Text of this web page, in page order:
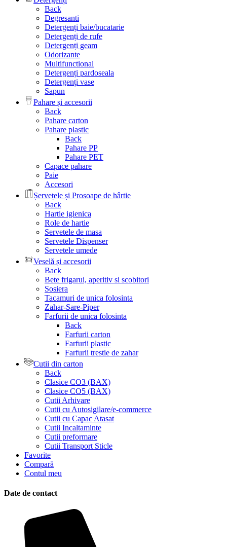
Back
Degresanti
Detergenți baie/bucatarie
Detergenți de rufe
Detergenți geam
Odorizante
Multifunctional
Detergenți pardoseala
Detergenți vase
Sapun
Pahare și accesorii
Back
Pahare carton
Pahare plastic
Back
Pahare PP
Pahare PET
Capace pahare
Paie
Accesori
Șervețele și Prosoape de hârtie
Back
Hartie igienica
Role de hartie
Servetele de masa
Servetele Dispenser
Servetele umede
Veselă și accesorii
Back
Bete frigarui, aperitiv si scobitori
Sosiera
Tacamuri de unica folosinta
Zahar-Sare-Piper
Farfurii de unica folosinta
Back
Farfurii carton
Farfurii plastic
Farfurii trestie de zahar
Cutii din carton
Back
Clasice CO3 (BAX)
Clasice CO5 (BAX)
Cutii Arhivare
Cutii cu Autosigilare/e-commerce
Cutii cu Capac Atasat
Cutii Incaltaminte
Cutii preformare
Cutii Transport Sticle
Favorite
Compară
Contul meu
Date de contact